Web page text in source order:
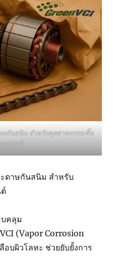
ษกันสนิม สำหรับอุตสาหกรรมชิ้น
รถยนต์
ดาษกันสนิม สำหรับ
คลุม
(Vapor Corrosion
บผิวโลหะ ช่วยยับยั้งการ